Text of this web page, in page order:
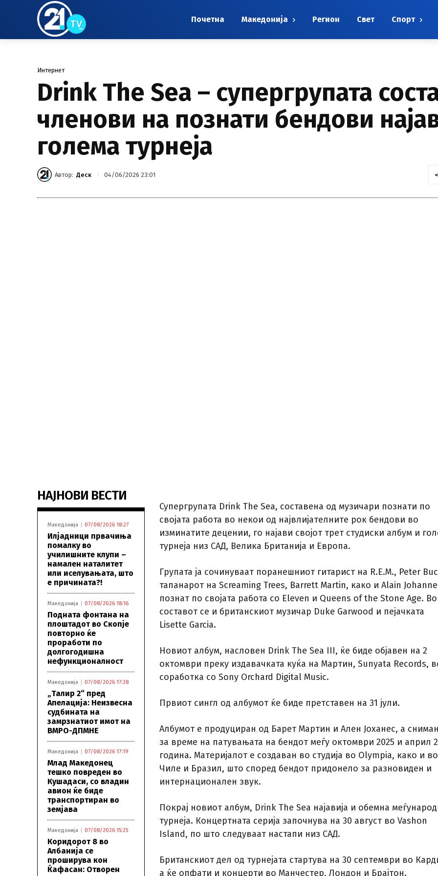
Почетна Македонија Регион Свет Спорт
Интернет
Drink The Sea – супергрупата
членови на познати бендови
голема турнеја
Автор: Деск 04/06/2026 23:01
НАЈНОВИ ВЕСТИ
Македонија 07/08/2026 18:27
Илјадници првачиња
помалку во
училишните клупи –
намален наталитет
или иселувањата, што
е причината?!
Македонија 07/08/2026 18:16
Подната фонтана на
плоштадот во Скопје
повторно ќе
проработи по
долгогодишна
нефункционалност
Македонија 07/08/2026 17:38
„Талир 2“ пред
Апелација: Неизвесна
судбината на
замрзнатиот имот на
ВМРО-ДПМНЕ
Македонија 07/08/2026 17:19
Млад Македонец
тешко повреден во
Кушадаси, со владин
авион ќе биде
транспортиран во
земјава
Македонија 07/08/2026 15:25
Коридорот 8 во
Албанија се
проширува кон
Ќафасан: Отворен
Супергрупата Drink The Sea, составена од музичари познати по
својата работа во некои од највлијателните рок бендови во
изминатите децении, го најави својот трет студиски албум и
турнеја низ САД, Велика Британија и Европа.
Групата ја сочинуваат поранешниот гитарист на R.E.M., Peter
тапанарот на Screaming Trees, Barrett Martin, како и Alain
познат по својата работа со Eleven и Queens of the Stone Age. Во
составот се и британскиот музичар Duke Garwood и пејачката
Lisette Garcia.
Новиот албум, насловен Drink The Sea III, ќе биде објавен на 2
октомври преку издавачката куќа на Мартин, Sunyata Records,
соработка со Sony Orchard Digital Music.
Првиот сингл од албумот ќе биде претставен на 31 јули.
Албумот е продуциран од Барет Мартин и Ален Јоханес, а
за време на патувањата на бендот меѓу октомври 2025 и април
година. Материјалот е создаван во студија во Olympia, како и во
Чиле и Бразил, што според бендот придонело за разновиден и
интернационален звук.
Покрај новиот албум, Drink The Sea најавија и обемна
турнеја. Концертната серија започнува на 30 август во Vashon
Island, по што следуваат настапи низ САД.
Британскиот дел од турнејата стартува на 30 септември во
а ќе опфати и концерти во Манчестер, Лондон и Брајтон.